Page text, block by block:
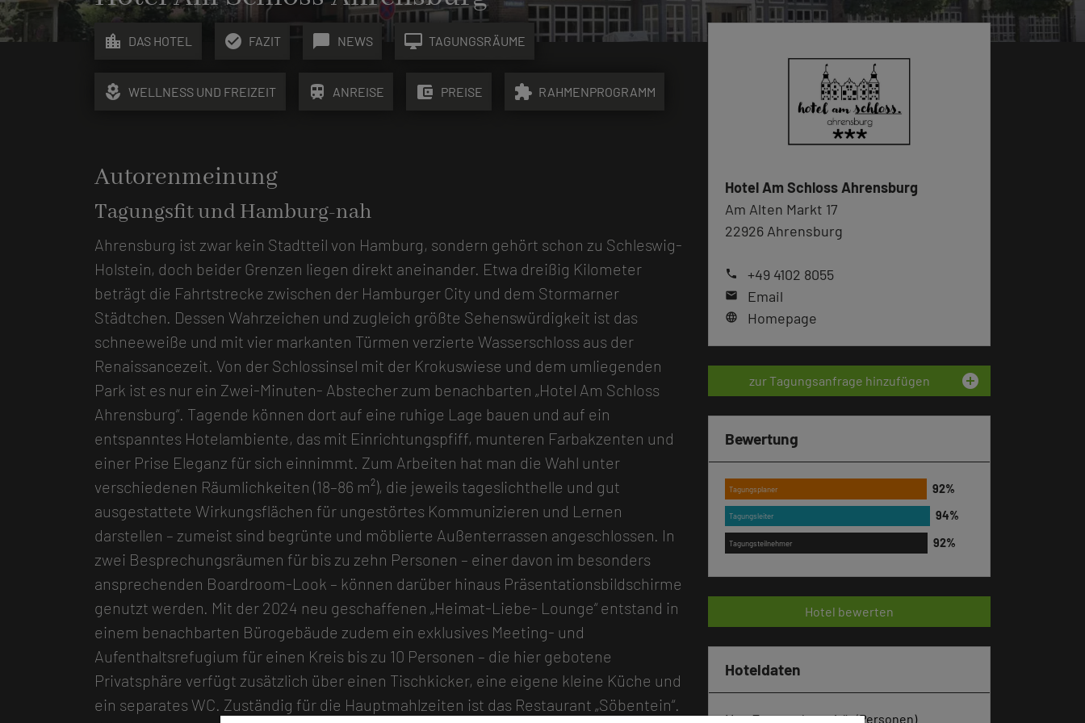
location_city DAS HOTEL check_circle FAZIT chat_bubble NEWS desktop_mac TAGUNGSRÄUME
local_florist WELLNESS UND FREIZEIT train ANREISE account_balance_wallet PREISE extension RAHMENPROGRAMM
Autorenmeinung
Tagungsfit und Hamburg-nah
Ahrensburg ist zwar kein Stadtteil von Hamburg, sondern gehört schon zu Schleswig-
Holstein, doch beider Grenzen liegen direkt aneinander. Etwa dreißig Kilometer
beträgt die Fahrtstrecke zwischen der Hamburger City und dem Stormarner
Städtchen. Dessen Wahrzeichen und zugleich größte Sehenswürdigkeit ist das
schneeweiße und mit vier markanten Türmen verzierte Wasserschloss aus der
Renaissancezeit. Von der Schlossinsel mit der Krokuswiese und dem umliegenden
Park ist es nur ein Zwei-Minuten- Abstecher zum benachbarten „Hotel Am Schloss
Ahrensburg“. Tagende können dort auf eine ruhige Lage bauen und auf ein
entspanntes Hotelambiente, das mit Einrichtungspfiff, munteren Farbakzenten und
einer Prise Eleganz für sich einnimmt. Zum Arbeiten hat man die Wahl unter
verschiedenen Räumlichkeiten (18–86 m²), die jeweils tageslichthelle und gut
ausgestattete Wirkungsflächen für ungestörtes Kommunizieren und Lernen
darstellen – zumeist sind begrünte und möblierte Außenterrassen angeschlossen. In
zwei Besprechungsräumen für bis zu zehn Personen – einer davon im besonders
ansprechenden Boardroom-Look – können darüber hinaus Präsentationsbildschirme
genutzt werden. Mit der 2024 neu geschaffenen „Heimat-Liebe- Lounge“ entstand in
einem benachbarten Bürogebäude zudem ein exklusives Meeting- und
Aufenthaltsrefugium für einen Kreis bis zu 10 Personen – die hier gebotene
Privatsphäre verfügt zusätzlich über einen Tischkicker, eine eigene kleine Küche und
ein separates WC. Zuständig für die Hauptmahlzeiten ist das Restaurant „Söbentein“.
Hotel Am Schloss Ahrensburg
Am Alten Markt 17
22926 Ahrensburg
phone +49 4102 8055
mail Email
language Homepage
zur Tagungsanfrage hinzufügen add_circle
Bewertung
Tagungsplaner
Tagungsleiter
Tagungsteilnehmer
Hotel bewerten
Hoteldaten
Max. Tagungskapazität (Personen)